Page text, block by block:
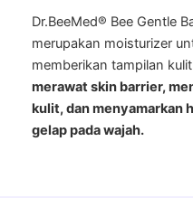
Dr.BeeMed® Bee Gentle
merupakan moisturizer
memberikan tampilan kulit
merawat skin barrier,
kulit, dan menyamarkan
gelap pada wajah.